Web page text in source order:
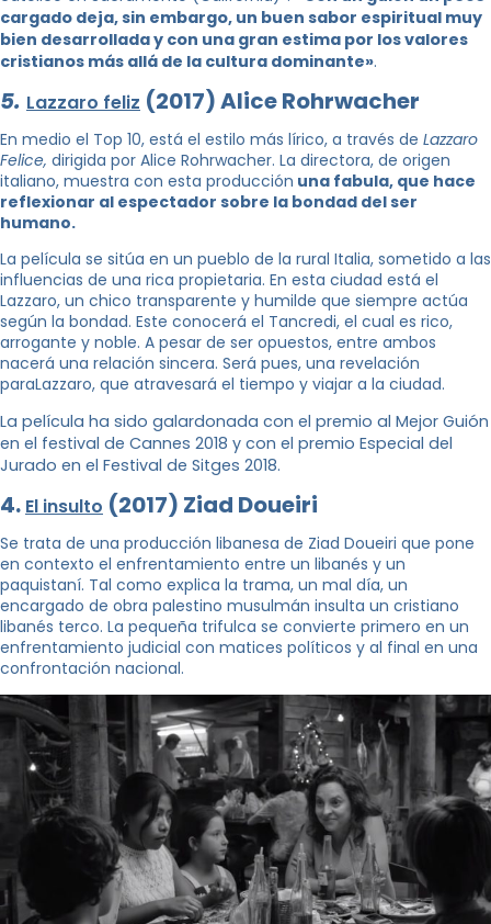
cargado deja, sin embargo, un buen sabor espiritual muy
bien desarrollada y con una gran estima por los valores
cristianos más allá de la cultura dominante».
5. Lazzaro feliz (2017) Alice Rohrwacher
En medio el Top 10, está el estilo más lírico, a través de Lazzaro
Felice, dirigida por Alice Rohrwacher. La directora, de origen
italiano, muestra con esta producción una fabula, que hace
reflexionar al espectador sobre la bondad del ser
humano.
La película se sitúa en un pueblo de la rural Italia, sometido a las
influencias de una rica propietaria. En esta ciudad está el
Lazzaro, un chico transparente y humilde que siempre actúa
según la bondad. Este conocerá el Tancredi, el cual es rico,
arrogante y noble. A pesar de ser opuestos, entre ambos
nacerá una relación sincera. Será pues, una revelación
paraLazzaro, que atravesará el tiempo y viajar a la ciudad.
La película ha sido galardonada con el premio al Mejor Guión
en el festival de Cannes 2018 y con el premio Especial del
Jurado en el Festival de Sitges 2018.
4. El insulto (2017) Ziad Doueiri
Se trata de una producción libanesa de Ziad Doueiri que pone
en contexto el enfrentamiento entre un libanés y un
paquistaní. Tal como explica la trama, un mal día, un
encargado de obra palestino musulmán insulta un cristiano
libanés terco. La pequeña trifulca se convierte primero en un
enfrentamiento judicial con matices políticos y al final en una
confrontación nacional.